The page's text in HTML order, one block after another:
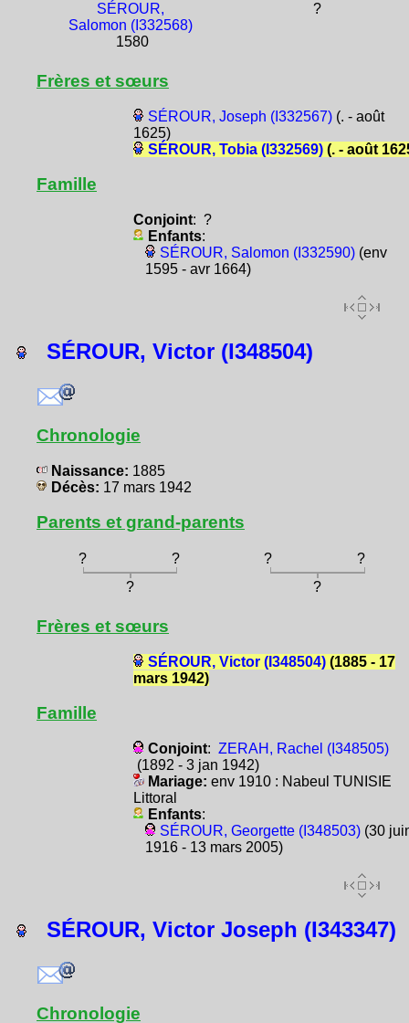
SÉROUR,
Salomon (I332568)
1580
?
Frères et sœurs
SÉROUR, Joseph (I332567)(. - août
1625)
SÉROUR, Tobia (I332569)(. - août
Famille
Conjoint: ?
Enfants:
SÉROUR, Salomon (I332590)(env
1595 - avr 1664)
SÉROUR, Victor (I348504)
Chronologie
Naissance: 1885
Décès: 17 mars 1942
Parents et grand-parents
? ? ?
?
?
?
Frères et sœurs
SÉROUR, Victor (I348504)(1885 - 17
mars 1942)
Famille
Conjoint: ZERAH, Rachel (I348505)
(1892 - 3 jan 1942)
Mariage: env 1910 : Nabeul TUNISIE
Littoral
Enfants:
SÉROUR, Georgette (I348503)(30
1916 - 13 mars 2005)
SÉROUR, Victor Joseph (I343347)
Chronologie